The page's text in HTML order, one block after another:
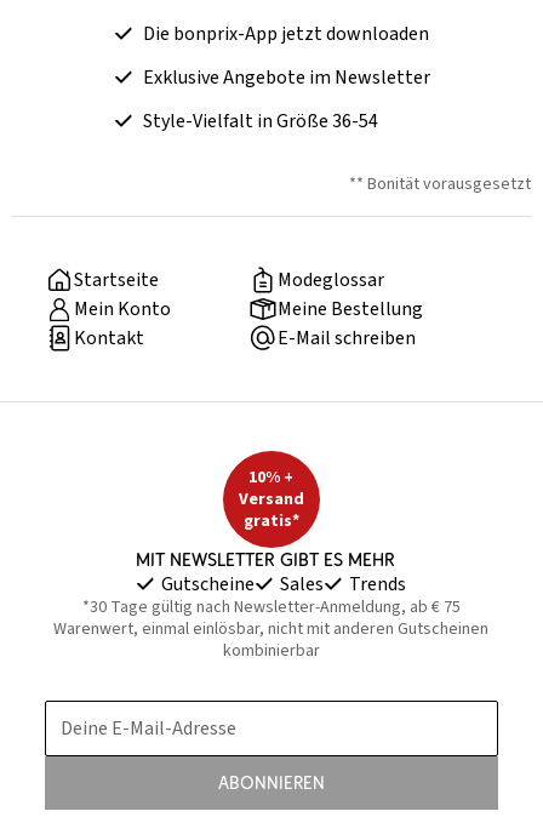
Die bonprix-App jetzt downloaden
Exklusive Angebote im Newsletter
Style-Vielfalt in Größe 36-54
** Bonität vorausgesetzt
Startseite
Modeglossar
Mein Konto
Meine Bestellung
Kontakt
E-Mail schreiben
10% +
Versand
gratis*
Mit Newsletter gibt es mehr
Gutscheine Sales Trends
*30 Tage gültig nach Newsletter-Anmeldung, ab € 75
Warenwert, einmal einlösbar, nicht mit anderen Gutscheinen
kombinierbar
Deine E-Mail-Adresse
Abonnieren